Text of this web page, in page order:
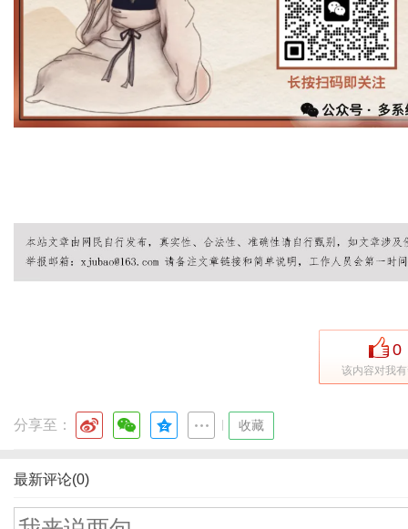
0
该内容对我
分享至： 收藏
最新评论(0)